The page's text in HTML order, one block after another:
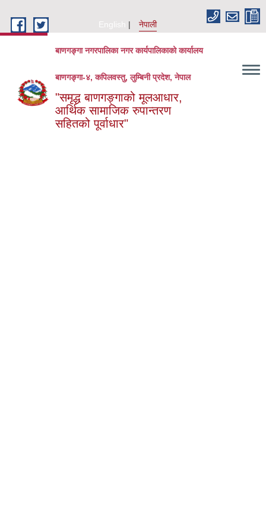
English
नेपाली
बाणगङ्गा नगरपालिका नगर कार्यपालिकाको कार्यालय
बाणगङ्गा-४, कपिलवस्तु, लुम्बिनी प्रदेश, नेपाल
"समृद्ध बाणगङ्गाको मूलआधार,
आर्थिक सामाजिक रुपान्तरण
सहितको पूर्वाधार"